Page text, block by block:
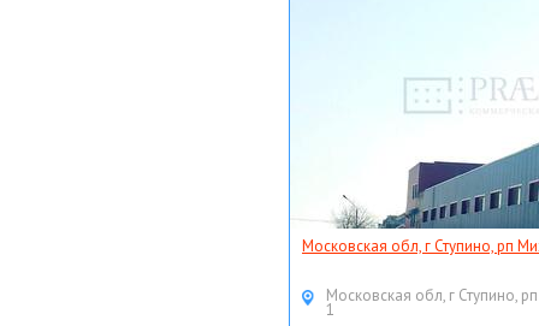
Московская обл, г Ступино, рп
Московская обл, г Ступино,
1